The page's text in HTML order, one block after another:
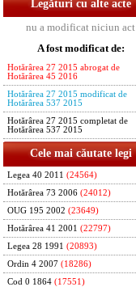
Legături cu alte acte
nu a modificat niciun act
A fost modificat de:
Hotărârea 27 2015 abrogat de
Hotărârea 45 2016
Hotărârea 27 2015 modificat de
Hotărârea 537 2015
Hotărârea 27 2015 completat de
Hotărârea 537 2015
Cele mai căutate legi
Legea 40 2011 (24564)
Hotărârea 73 2006 (24012)
OUG 195 2002 (23649)
Hotărârea 41 2001 (22797)
Legea 28 1991 (20893)
Ordin 4 2007 (18286)
Cod 0 1864 (17551)